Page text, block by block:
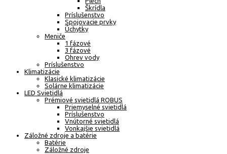
Škrídla
Príslušenstvo
Spojovacie prvky
Úchytky
Meniče
1 fázové
3 fázové
Ohrev vody
Príslušenstvo
Klimatizácie
Klasické klimatizácie
Solárne klimatizácie
LED Svietidlá
Prémiové svietidlá ROBUS
Priemyselné svietidlá
Príslušenstvo
Vnútorné svietidlá
Vonkajšie svietidlá
Záložné zdroje a batérie
Batérie
Záložné zdroje